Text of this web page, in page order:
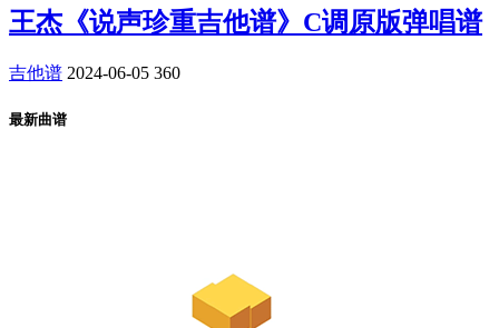
王杰《说声珍重吉他谱》C调原版弹唱谱
吉他谱 2024-06-05 360
最新曲谱